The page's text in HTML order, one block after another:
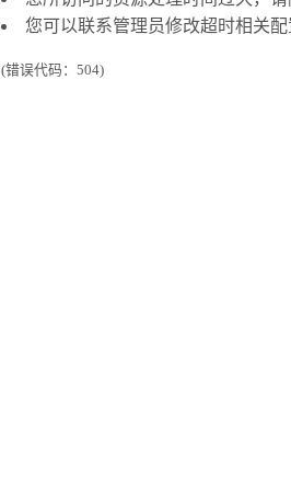
您可以联系管理员修改超时相关
(错误代码：504)